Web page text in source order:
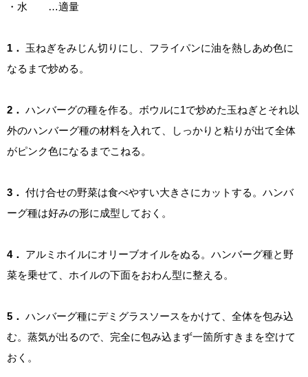
・水 …適量
1．
玉ねぎをみじん切りにし、フライパンに油を熱しあめ色に
なるまで炒める。
2． ハンバーグの種を作る。ボウルに1で炒めた玉ねぎとそれ以
外のハンバーグ種の材料を入れて、しっかりと粘りが出て全体
がピンク色になるまでこねる。
3． 付け合せの野菜は食べやすい大きさにカットする。ハンバ
ーグ種は好みの形に成型しておく。
4．
アルミホイルにオリーブオイルをぬる。ハンバーグ種と野
菜を乗せて、ホイルの下面をおわん型に整える。
5． ハンバーグ種にデミグラスソースをかけて、全体を包み込
む。蒸気が出るので、完全に包み込まず一箇所すきまを空けて
おく。